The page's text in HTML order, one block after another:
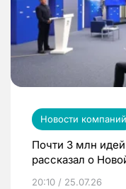
Новости компаний
Почти 3 млн
рассказал о
20:10 / 25.07.26